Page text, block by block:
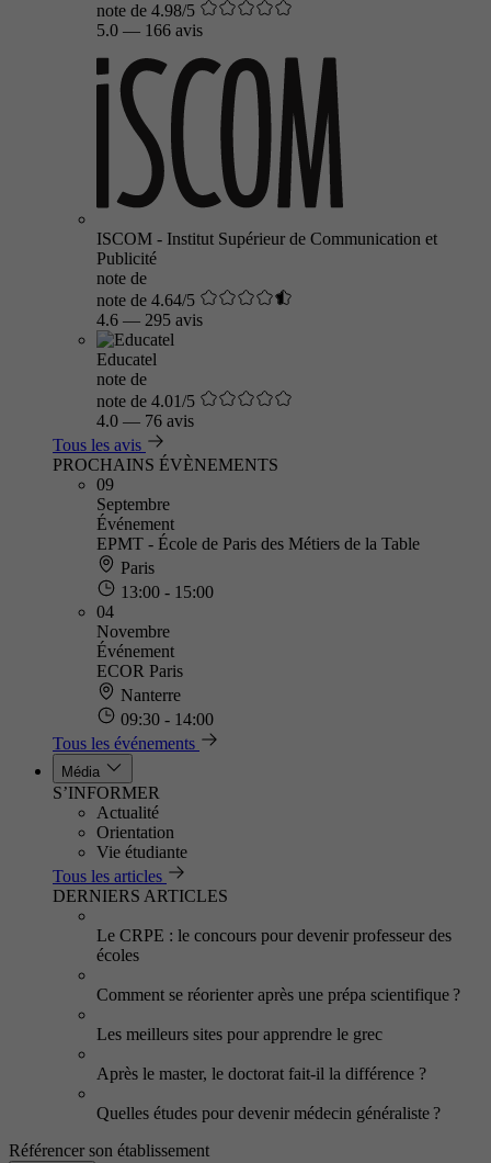
note de 4.98/5
5.0 — 166 avis
ISCOM - Institut Supérieur de Communication et
Publicité
note de
note de 4.64/5
4.6 — 295 avis
Educatel
note de
note de 4.01/5
4.0 — 76 avis
Tous les avis
PROCHAINS ÉVÈNEMENTS
09
Septembre
Événement
EPMT - École de Paris des Métiers de la Table
Paris
13:00 - 15:00
04
Novembre
Événement
ECOR Paris
Nanterre
09:30 - 14:00
Tous les événements
Média
S’INFORMER
Actualité
Orientation
Vie étudiante
Tous les articles
DERNIERS ARTICLES
Le CRPE : le concours pour devenir professeur des
écoles
Comment se réorienter après une prépa scientifique ?
Les meilleurs sites pour apprendre le grec
Après le master, le doctorat fait-il la différence ?
Quelles études pour devenir médecin généraliste ?
Référencer son établissement